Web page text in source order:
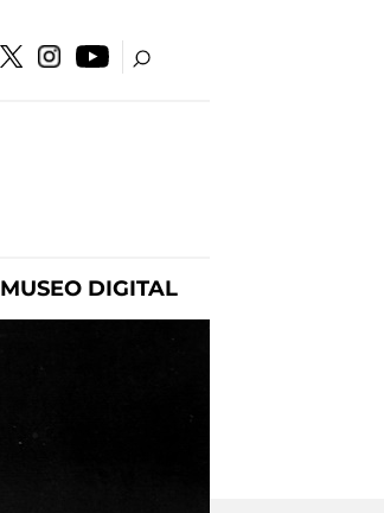
MUSEO DIGITAL